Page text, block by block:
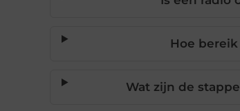
Hoe
Wat zijn de